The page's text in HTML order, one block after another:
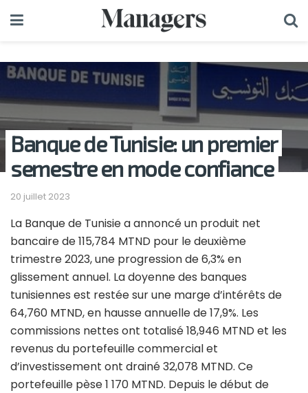
Banque de Tunisie: un premier
semestre en mode confiance
20 juillet 2023
La Banque de Tunisie a annoncé un produit net
bancaire de 115,784 MTND pour le deuxième
trimestre 2023, une progression de 6,3% en
glissement annuel. La doyenne des banques
tunisiennes est restée sur une marge d’intérêts de
64,760 MTND, en hausse annuelle de 17,9%. Les
commissions nettes ont totalisé 18,946 MTND et les
revenus du portefeuille commercial et
d’investissement ont drainé 32,078 MTND. Ce
portefeuille pèse 1 170 MTND. Depuis le début de